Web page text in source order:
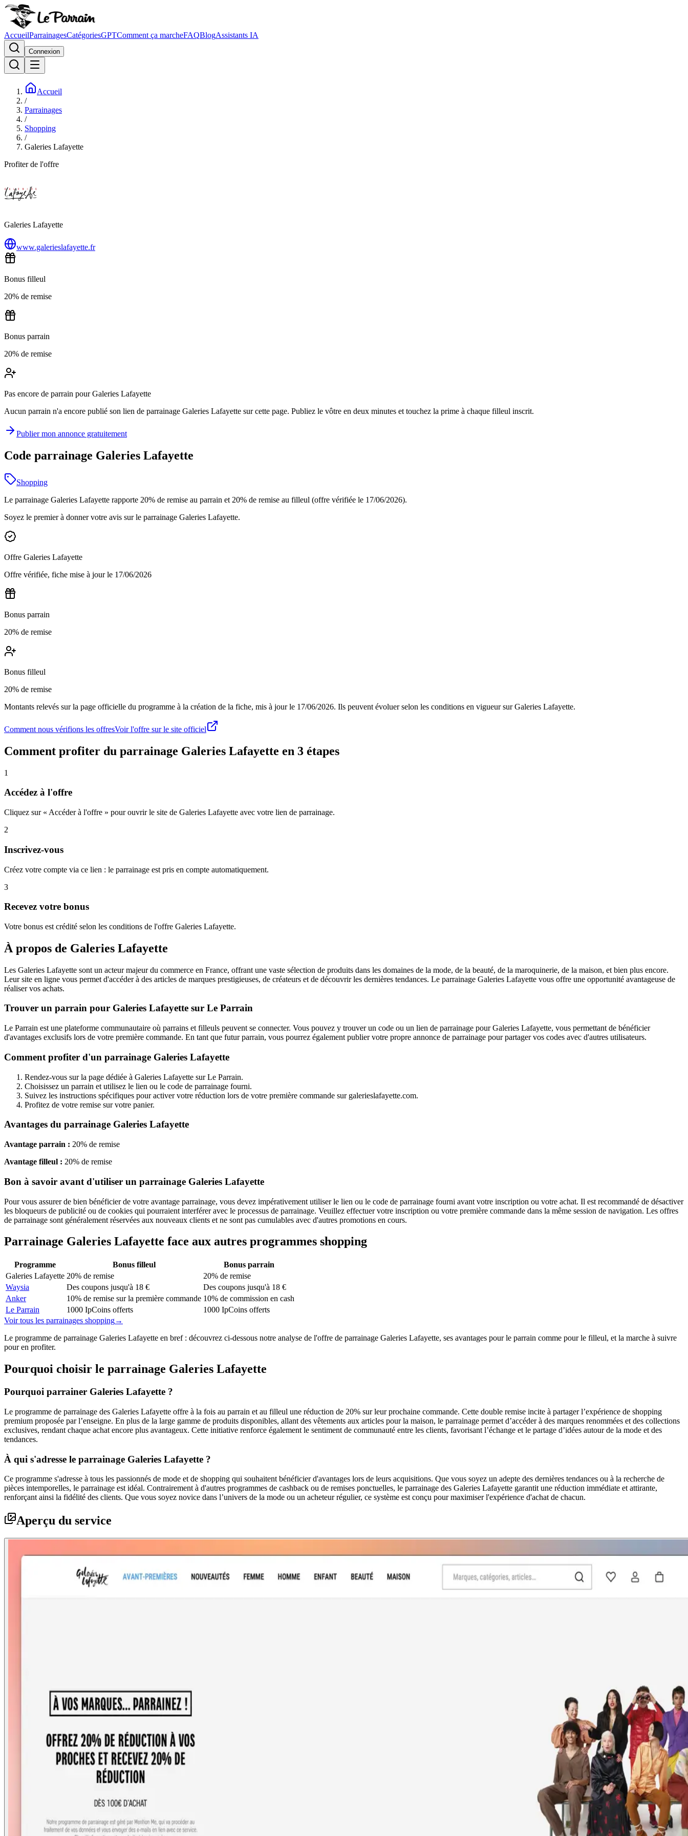
AccueilParrainagesCatégoriesGPTComment ça marcheFAQBlogAssistants IA
Connexion
Accueil
/
Parrainages
/
Shopping
/
Galeries Lafayette
Profiter de l'offre
Galeries Lafayette
www.galerieslafayette.fr
Bonus filleul
20% de remise
Bonus parrain
20% de remise
Pas encore de parrain pour Galeries Lafayette
Aucun parrain n'a encore publié son lien de parrainage Galeries Lafayette sur cette page. Publiez le vôtre en deux minutes et touchez la prime à chaque filleul inscrit.
Publier mon annonce gratuitement
Code parrainage Galeries Lafayette
Shopping
Le parrainage Galeries Lafayette rapporte 20% de remise au parrain et 20% de remise au filleul (offre vérifiée le 17/06/2026).
Soyez le premier à donner votre avis sur le parrainage Galeries Lafayette.
Offre Galeries Lafayette
Offre vérifiée, fiche mise à jour le 17/06/2026
Bonus parrain
20% de remise
Bonus filleul
20% de remise
Montants relevés sur la page officielle du programme à la création de la fiche, mis à jour le 17/06/2026. Ils peuvent évoluer selon les conditions en vigueur surGaleries Lafayette.
Comment nous vérifions les offresVoir l'offre sur le site officiel
Comment profiter du parrainage Galeries Lafayette en 3 étapes
1
Accédez à l'offre
Cliquez sur « Accéder à l'offre » pour ouvrir le site de Galeries Lafayette avec votre lien de parrainage.
2
Inscrivez-vous
Créez votre compte via ce lien : le parrainage est pris en compte automatiquement.
3
Recevez votre bonus
Votre bonus est crédité selon les conditions de l'offre Galeries Lafayette.
À propos de Galeries Lafayette
Les Galeries Lafayette sont un acteur majeur du commerce en France, offrant une vaste sélection de produits dans les domaines de la mode, de la beauté, de la maroquinerie, de la maison, et bien plus encore.
Leur site en ligne vous permet d'accéder à des articles de marques prestigieuses, de créateurs et de découvrir les dernières tendances. Le parrainage Galeries Lafayette vous offre une opportunité avantageuse de
réaliser vos achats.
Trouver un parrain pour Galeries Lafayette sur Le Parrain
Le Parrain est une plateforme communautaire où parrains et filleuls peuvent se connecter. Vous pouvez y trouver un code ou un lien de parrainage pour Galeries Lafayette, vous permettant de bénéficier
d'avantages exclusifs lors de votre première commande. En tant que futur parrain, vous pourrez également publier votre propre annonce de parrainage pour partager vos codes avec d'autres utilisateurs.
Comment profiter d'un parrainage Galeries Lafayette
Rendez-vous sur la page dédiée à Galeries Lafayette sur Le Parrain.
Choisissez un parrain et utilisez le lien ou le code de parrainage fourni.
Suivez les instructions spécifiques pour activer votre réduction lors de votre première commande sur galerieslafayette.com.
Profitez de votre remise sur votre panier.
Avantages du parrainage Galeries Lafayette
Avantage parrain : 20% de remise
Avantage filleul : 20% de remise
Bon à savoir avant d'utiliser un parrainage Galeries Lafayette
Pour vous assurer de bien bénéficier de votre avantage parrainage, vous devez impérativement utiliser le lien ou le code de parrainage fourni avant votre inscription ou votre achat. Il est recommandé de désactiver
les bloqueurs de publicité ou de cookies qui pourraient interférer avec le processus de parrainage. Veuillez effectuer votre inscription ou votre première commande dans la même session de navigation. Les offres
de parrainage sont généralement réservées aux nouveaux clients et ne sont pas cumulables avec d'autres promotions en cours.
Parrainage Galeries Lafayette face aux autres programmes shopping
Programme Bonus filleul
Bonus parrain
Galeries Lafayette 20% de remise
20% de remise
Waysia
Des coupons jusqu'à 18 €
Des coupons jusqu'à 18 €
Anker
10% de remise sur la première commande 10% de commission en cash
Le Parrain
1000 IpCoins offerts
1000 IpCoins offerts
Voir tous les parrainages shopping→
Le programme de parrainage Galeries Lafayette en bref : découvrez ci-dessous notre analyse de l'offre de parrainage Galeries Lafayette, ses avantages pour le parrain comme pour le filleul, et la marche à suivre
pour en profiter.
Pourquoi choisir le parrainage Galeries Lafayette
Pourquoi parrainer Galeries Lafayette ?
Le programme de parrainage des Galeries Lafayette offre à la fois au parrain et au filleul une réduction de 20% sur leur prochaine commande. Cette double remise incite à partager l’expérience de shopping
premium proposée par l’enseigne. En plus de la large gamme de produits disponibles, allant des vêtements aux articles pour la maison, le parrainage permet d’accéder à des marques renommées et des collections
exclusives, rendant chaque achat encore plus avantageux. Cette initiative renforce également le sentiment de communauté entre les clients, favorisant l’échange et le partage d’idées autour de la mode et des
tendances.
À qui s'adresse le parrainage Galeries Lafayette ?
Ce programme s'adresse à tous les passionnés de mode et de shopping qui souhaitent bénéficier d'avantages lors de leurs acquisitions. Que vous soyez un adepte des dernières tendances ou à la recherche de
pièces intemporelles, le parrainage est idéal. Contrairement à d'autres programmes de cashback ou de remises ponctuelles, le parrainage des Galeries Lafayette garantit une réduction immédiate et attirante,
renforçant ainsi la fidélité des clients. Que vous soyez novice dans l’univers de la mode ou un acheteur régulier, ce système est conçu pour maximiser l'expérience d'achat de chacun.
Aperçu du service